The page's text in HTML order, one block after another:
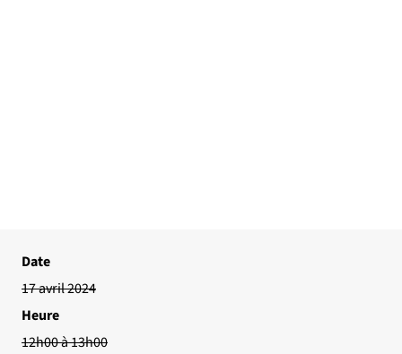
Date
17 avril 2024
Heure
12h00 à 13h00